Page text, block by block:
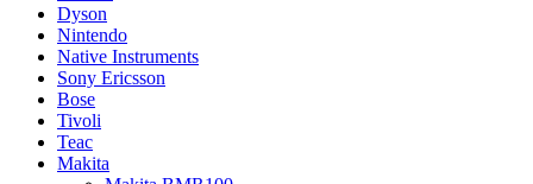
Dyson
Nintendo
Native Instruments
Sony Ericsson
Bose
Tivoli
Teac
Makita